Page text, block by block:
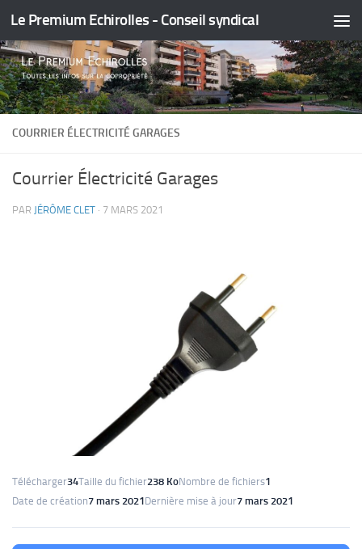
Skip to content
Le Premium Echirolles - Conseil syndical
COURRIER ÉLECTRICITÉ GARAGES
Courrier Électricité Garages
PAR JÉRÔME CLET · 7 MARS 2021
Télécharger34Taille du fichier238 KoNombre de fichiers1
Date de création7 mars 2021Dernière mise à jour7 mars 2021